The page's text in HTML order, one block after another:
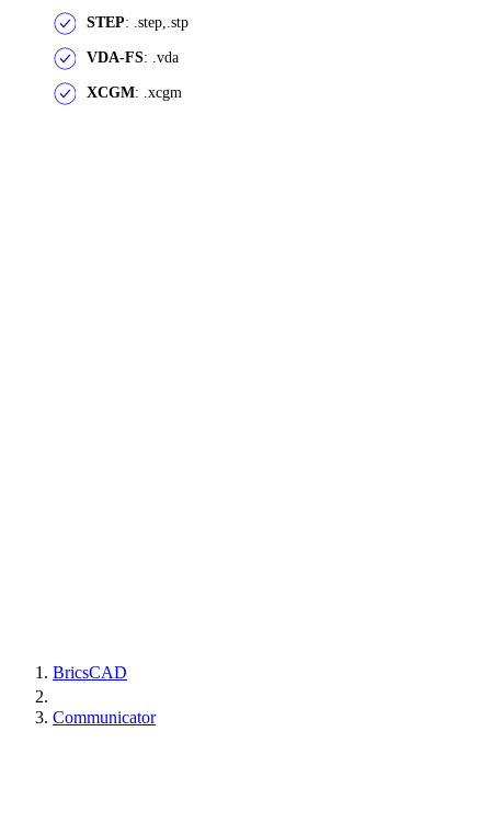
STEP: .step,.stp
VDA-FS: .vda
XCGM: .xcgm
BricsCAD
Communicator